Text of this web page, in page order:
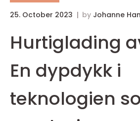
25. October 2023 by Johanne
Hurtiglading
En dypdykk i
teknologien